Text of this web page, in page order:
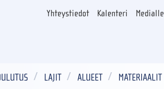
Yhteystiedot Kalenteri Medialle
LAJIT ALUEET MATERIAALIT